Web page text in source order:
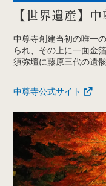
【世界遺産】
中尊寺創建当初の唯一
られ、その上に一面金
須弥壇に藤原三代の遺
中尊寺公式サイト